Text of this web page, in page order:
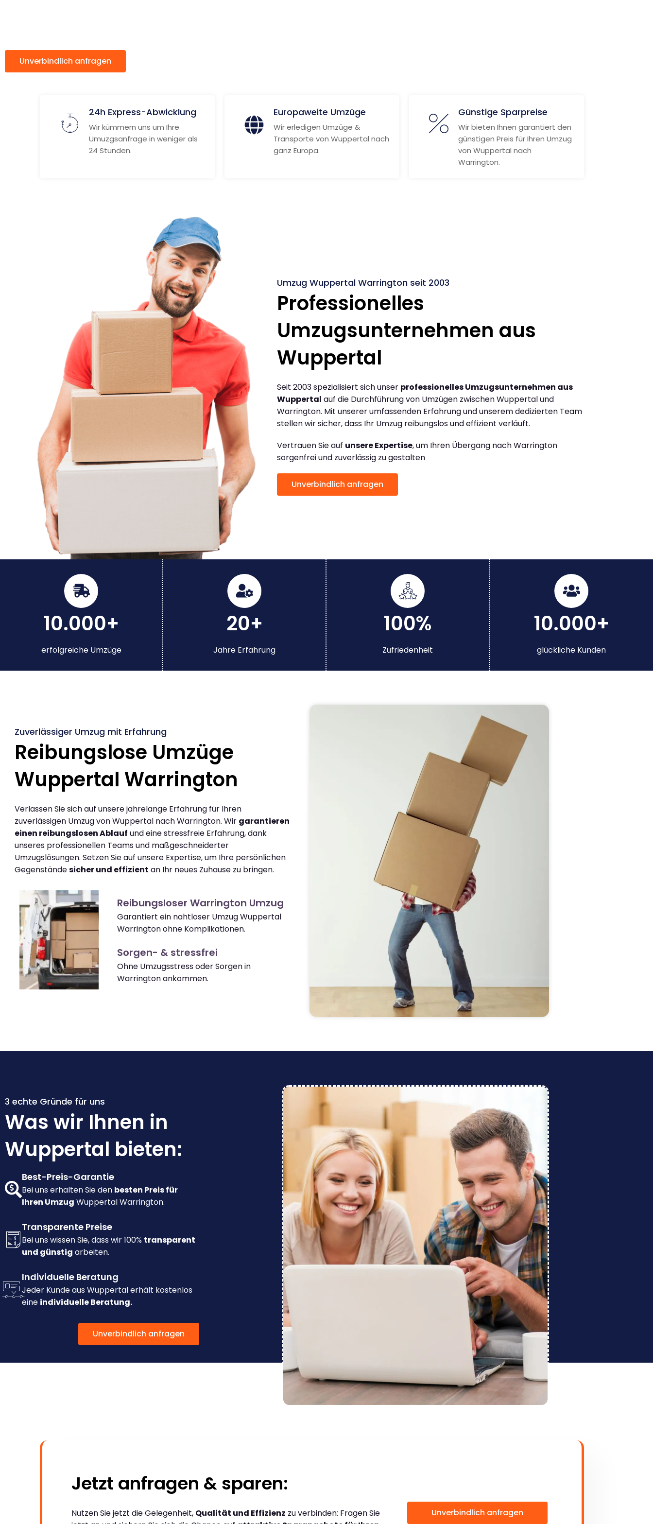
Unverbindlich anfragen
24h Express-Abwicklung
Wir kümmern uns um Ihre
Umuzgsanfrage in weniger als
24 Stunden.
Europaweite Umzüge
Wir erledigen Umzüge &
Transporte von Wuppertal nach
ganz Europa.
Günstige Sparpreise
Wir bieten Ihnen garantiert den
günstigen Preis für Ihren Umzug
von Wuppertal nach
Warrington.
Umzug Wuppertal Warrington seit 2003
Professionelles
Umzugsunternehmen aus
Wuppertal
Seit 2003 spezialisiert sich unser professionelles Umzugsunternehmen aus
Wuppertal auf die Durchführung von Umzügen zwischen Wuppertal und
Warrington. Mit unserer umfassenden Erfahrung und unserem dedizierten Team
stellen wir sicher, dass Ihr Umzug reibungslos und effizient verläuft.
Vertrauen Sie auf unsere Expertise, um Ihren Übergang nach Warrington
sorgenfrei und zuverlässig zu gestalten
Unverbindlich anfragen
10.000+
erfolgreiche Umzüge
20+
Jahre Erfahrung
100%
Zufriedenheit
10.000+
glückliche Kunden
Zuverlässiger Umzug mit Erfahrung
Reibungslose Umzüge
Wuppertal Warrington
Verlassen Sie sich auf unsere jahrelange Erfahrung für Ihren
zuverlässigen Umzug von Wuppertal nach Warrington. Wir garantieren
einen reibungslosen Ablauf und eine stressfreie Erfahrung, dank
unseres professionellen Teams und maßgeschneiderter
Umzugslösungen. Setzen Sie auf unsere Expertise, um Ihre persönlichen
Gegenständesicher und effizient an Ihr neues Zuhause zu bringen.
Reibungsloser Warrington Umzug
Garantiert ein nahtloser Umzug Wuppertal
Warrington ohne Komplikationen.
Sorgen- & stressfrei
Ohne Umzugsstress oder Sorgen in
Warrington ankommen.
3 echte Gründe für uns
Was wir Ihnen in
Wuppertal bieten:
Best-Preis-Garantie
Bei uns erhalten Sie den besten Preis für
Ihren Umzug Wuppertal Warrington.
Transparente Preise
Bei uns wissen Sie, dass wir 100% transparent
und günstig arbeiten.
Individuelle Beratung
Jeder Kunde aus Wuppertal erhält kostenlos
eine individuelle Beratung.
Unverbindlich anfragen
Jetzt anfragen & sparen:
Nutzen Sie jetzt die Gelegenheit, Qualität und Effizienz zu verbinden: Fragen Sie
Unverbindlich anfragen